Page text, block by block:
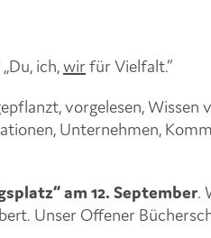
ich,wirfür Vielfalt.“
vorgelesen,
Unternehmen,
am 12. September.
Unser Offener